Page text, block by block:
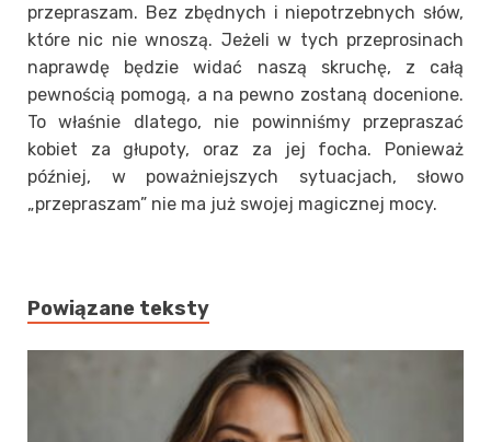
przepraszam. Bez zbędnych i niepotrzebnych słów,
które nic nie wnoszą. Jeżeli w tych przeprosinach
naprawdę będzie widać naszą skruchę, z całą
pewnością pomogą, a na pewno zostaną docenione.
To właśnie dlatego, nie powinniśmy przepraszać
kobiet za głupoty, oraz za jej focha. Ponieważ
później, w poważniejszych sytuacjach, słowo
„przepraszam” nie ma już swojej magicznej mocy.
Powiązane teksty